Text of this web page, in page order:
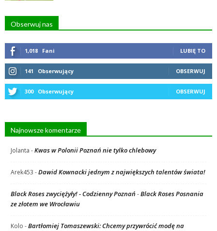
Obserwuj nas
1,018 Fani LUBIĘ TO
141 Obserwujący OBSERWUJ
300 Obserwujący OBSERWUJ
Najnowsze komentarze
Jolanta -Kwas w Polonii Poznań nie tylko chlebowy
Arek453 -Dawid Kownacki jednym z największych talentów świata!
Black Roses zwyciężyły! - Codzienny Poznań -Black Roses Posnania
ze złotem we Wrocławiu
Kolo -Bartłomiej Tomaszewski: Chcemy przywrócić modę na